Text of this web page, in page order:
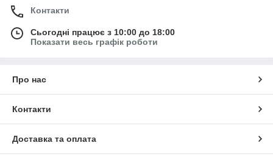
Контакти
Сьогодні працює з 10:00 до 18:00
Показати весь графік роботи
Про нас
Контакти
Доставка та оплата